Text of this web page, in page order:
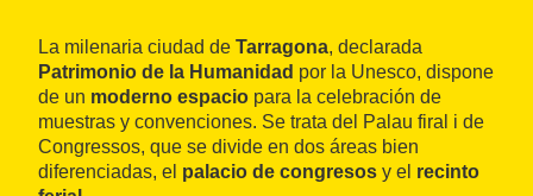
La milenaria ciudad de Tarragona, declarada
Patrimonio de la Humanidad por la Unesco, dispone
de un moderno espacio para la celebración de
muestras y convenciones. Se trata del Palau firal i de
Congressos, que se divide en dos áreas bien
diferenciadas, el palacio de congresos y el recinto